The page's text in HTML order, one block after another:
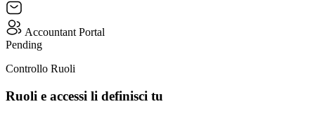
Accountant Portal
Pending
Controllo Ruoli
Ruoli e accessi li definisci tu